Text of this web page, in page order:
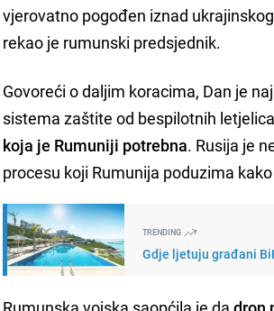
vjerovatno pogođen iznad
rekao je rumunski predsjednik.
Govoreći o daljim koracima, Dan je
sistema zaštite od bespilotnih
koja je Rumuniji potrebna. Rusija je
procesu koji Rumunija poduzima
TRENDING
Gdje ljetuju građani